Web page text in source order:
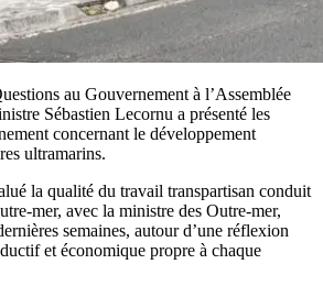
au Gouvernement à l’Assemblée
Sébastien Lecornu a présenté les
concernant le développement
ultramarins.
la qualité du travail transpartisan conduit
mer, avec la ministre des Outre-mer,
semaines, autour d’une réflexion
et économique propre à chaque